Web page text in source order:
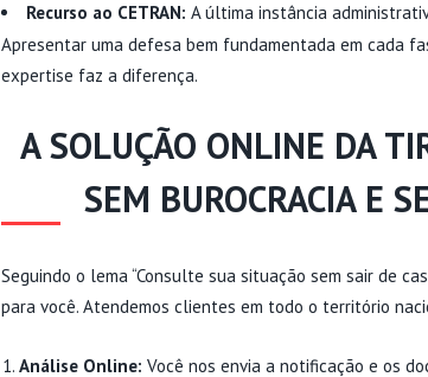
Recurso ao CETRAN: A última instância
Apresentar uma defesa bem fundamentada em cada
expertise faz a diferença.
A SOLUÇÃO ONLINE DA
SEM BUROCRACIA E
Seguindo o lema “Consulte sua situação sem sair de
para você. Atendemos clientes em todo o território
Análise Online: Você nos envia a notificação e os